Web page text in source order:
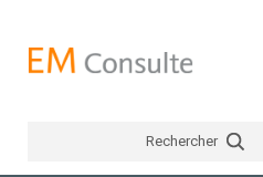
Rechercher